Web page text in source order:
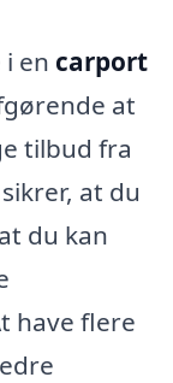
en carport
at
tilbud fra
at du
du kan
have flere